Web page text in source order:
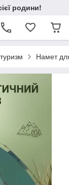
родини!
Намет